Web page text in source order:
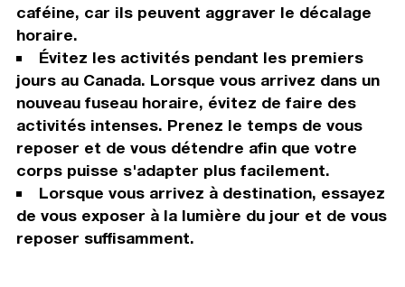
caféine, car ils peuvent aggraver le décalage
horaire.
Évitez les activités pendant les premiers
jours au Canada. Lorsque vous arrivez dans un
nouveau fuseau horaire, évitez de faire des
activités intenses. Prenez le temps de vous
reposer et de vous détendre afin que votre
corps puisse s'adapter plus facilement.
Lorsque vous arrivez à destination, essayez
de vous exposer à la lumière du jour et de vous
reposer suffisamment.